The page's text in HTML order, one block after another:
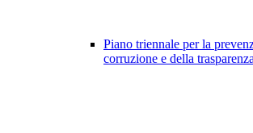
Piano triennale per la
corruzione e della trasparenza